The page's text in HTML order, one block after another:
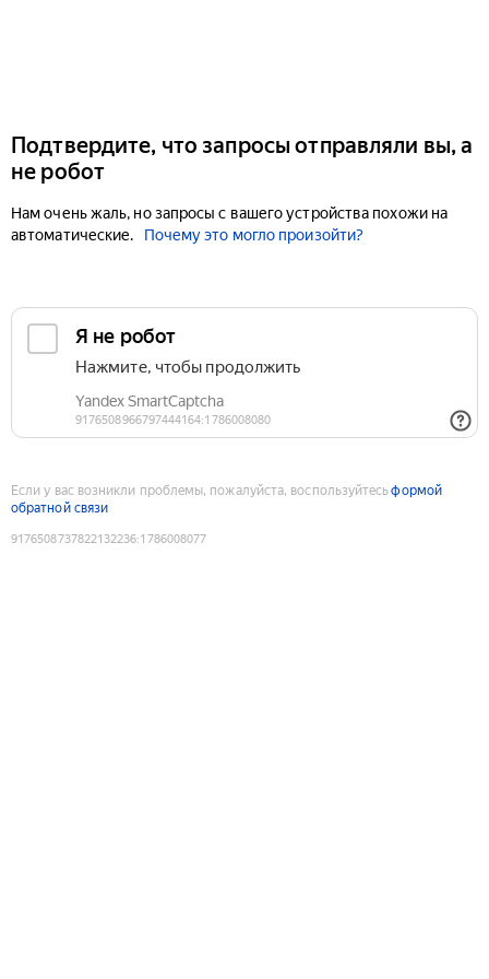
Подтвердите, что запросы отправляли вы, а
не робот
Нам очень жаль, но запросы с вашего устройства похожи на
автоматические.
Почему это могло произойти?
Если у вас возникли проблемы, пожалуйста, воспользуйтесьформой
обратной связи
9176508737822132236:1786008077